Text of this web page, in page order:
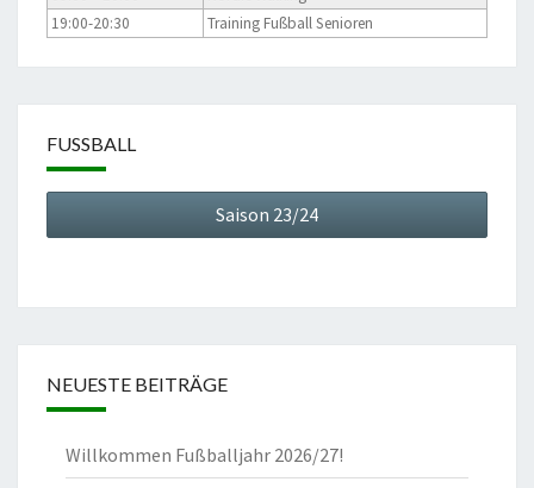
19:00-20:30
Training Fußball Senioren
FUSSBALL
Saison 23/24
NEUESTE BEITRÄGE
Willkommen Fußballjahr 2026/27!